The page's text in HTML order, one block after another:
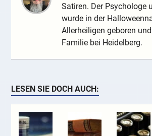
Satiren. Der Psychologe
wurde in der
Allerheiligen geboren
Familie bei Heidelberg.
LESEN SIE DOCH AUCH: